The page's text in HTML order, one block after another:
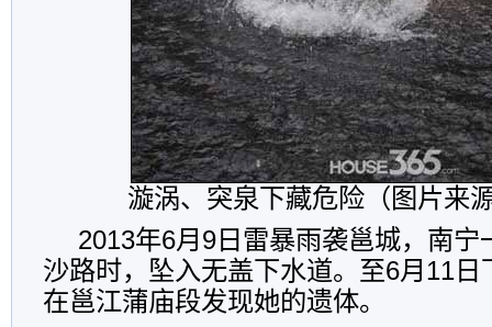
漩涡、突泉下藏危险（图片来
2013年6月9日雷暴雨袭邕城，南宁
沙路时，坠入无盖下水道。至6月11日
在邕江蒲庙段发现她的遗体。